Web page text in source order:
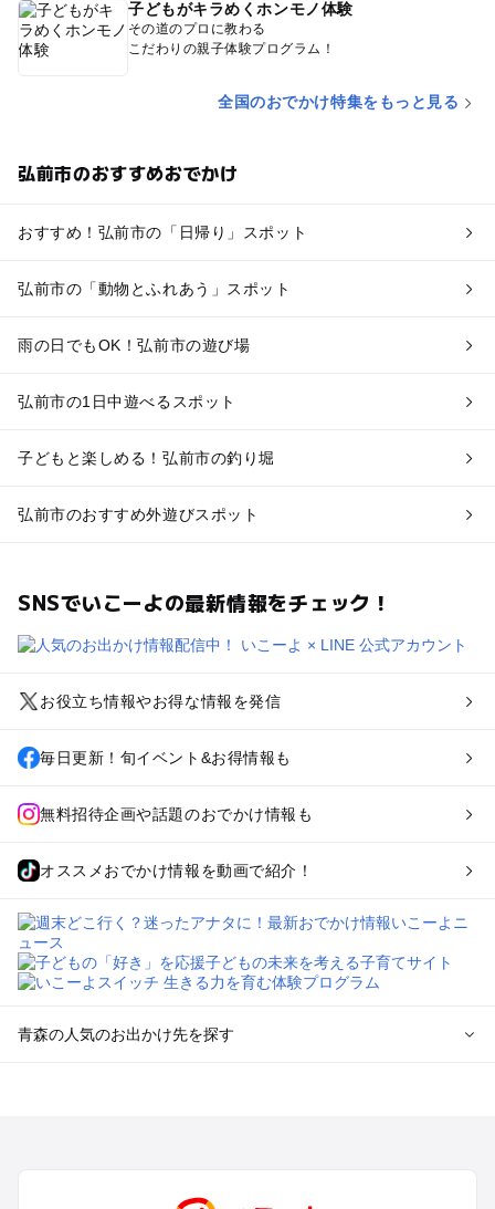
子どもがキラめくホンモノ体験
その道のプロに教わる
こだわりの親子体験プログラム！
全国のおでかけ特集をもっと見る
弘前市のおすすめおでかけ
おすすめ！弘前市の「日帰り」スポット
弘前市の「動物とふれあう」スポット
雨の日でもOK！弘前市の遊び場
弘前市の1日中遊べるスポット
子どもと楽しめる！弘前市の釣り堀
弘前市のおすすめ外遊びスポット
SNSでいこーよの最新情報をチェック！
お役立ち情報やお得な情報を発信
毎日更新！旬イベント&お得情報も
無料招待企画や話題のおでかけ情報も
オススメおでかけ情報を動画で紹介！
青森の人気のお出かけ先を探す